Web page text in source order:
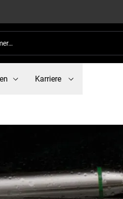
Karriere